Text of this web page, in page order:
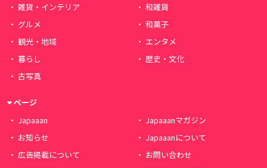
雑貨・インテリア
和雑貨
グルメ
和菓子
観光・地域
エンタメ
暮らし
歴史・文化
古写真
ページ
Japaaan
Japaaanマガジン
お知らせ
Japaaanについて
広告掲載について
お問い合わせ